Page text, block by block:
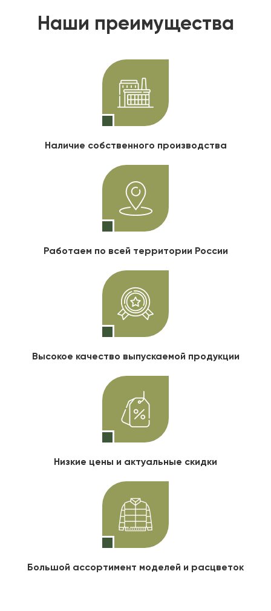
Наши преимущества
Наличие собственного производства
Работаем по всей территории России
Высокое качество выпускаемой продукции
Низкие цены и актуальные скидки
Большой ассортимент моделей и расцветок